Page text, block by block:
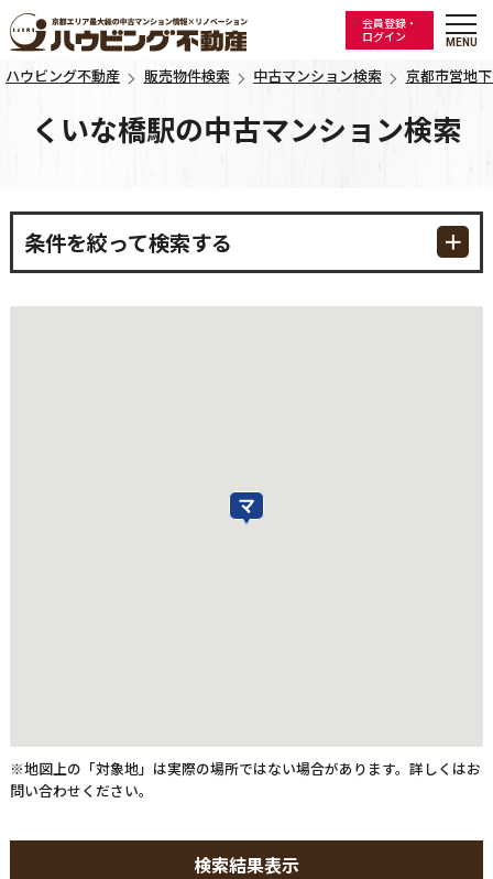
会員登録・
ログイン
ハウビング不動産 販売物件検索 中古マンション検索 京都市営地
くいな橋駅の中古マンション検索
条件を絞って検索する
※地図上の「対象地」は実際の場所ではない場合があります。詳しくはお
問い合わせください。
検索結果表示